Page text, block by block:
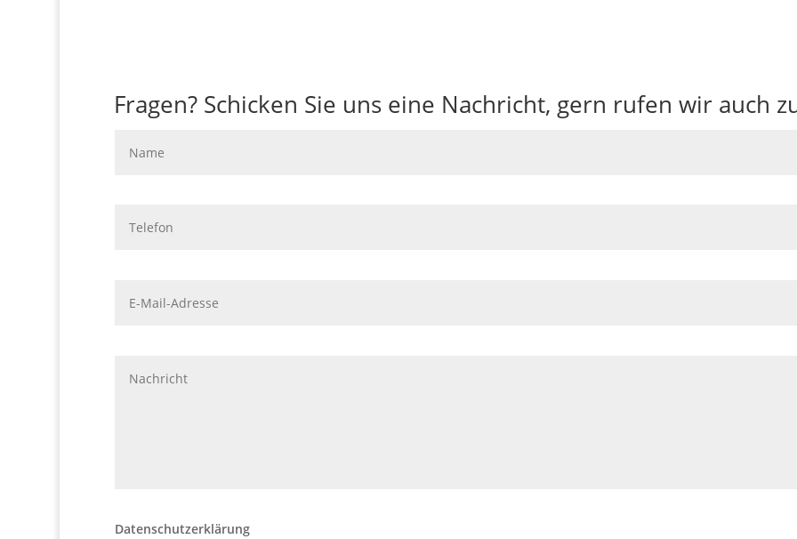
Fragen? Schicken Sie uns eine Nachricht, gern rufen wir auch
Datenschutzerklärung